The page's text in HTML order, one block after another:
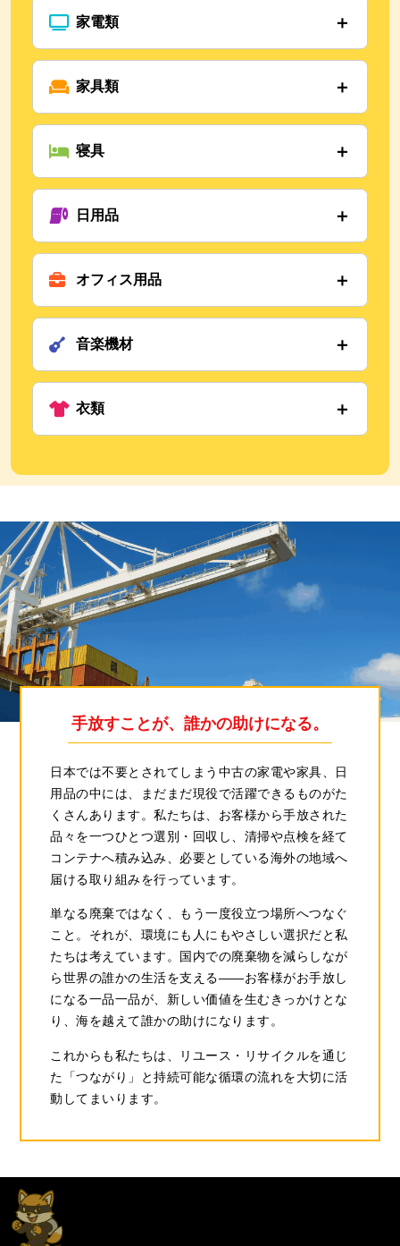
家電類 ＋
テレビ 冷蔵庫
洗濯機
エアコン 炊飯器
家具類 ＋
ソファ タンス
ベッド
テーブル 椅子
寝具 ＋
布団 マットレス
まくら
シーツ
日用品 ＋
調理器具 食器
掃除道具
洗濯グッズ
オフィス用品 ＋
デスク オフィスチェア
プリンター
パソコン
音楽機材 ＋
ギター アンプ
キーボード
衣類 ＋
靴 帽子
手放すことが、誰かの助けになる。
日本では不要とされてしまう中古の家電や家具、日
用品の中には、まだまだ現役で活躍できるものがた
くさんあります。私たちは、お客様から手放された
品々を一つひとつ選別・回収し、清掃や点検を経て
コンテナへ積み込み、必要としている海外の地域へ
届ける取り組みを行っています。
単なる廃棄ではなく、もう一度役立つ場所へつなぐ
こと。それが、環境にも人にもやさしい選択だと私
たちは考えています。国内での廃棄物を減らしなが
ら世界の誰かの生活を支える――お客様がお手放し
になる一品一品が、新しい価値を生むきっかけとな
り、海を越えて誰かの助けになります。
これからも私たちは、リユース・リサイクルを通じ
た「つながり」と持続可能な循環の流れを大切に活
動してまいります。